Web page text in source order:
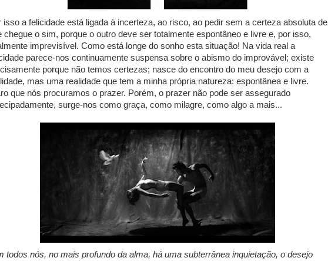
isso a felicidade está ligada à incerteza, ao risco, ao pedir sem a certeza absoluta de
chegue o sim, porque o outro deve ser totalmente espontâneo e livre e, por isso,
imprevisível. Como está longe do sonho esta situação! Na vida real a
parece-nos continuamente suspensa sobre o abismo do improvável; existe
porque não temos certezas; nasce do encontro do meu desejo com a
mas uma realidade que tem a minha própria natureza: espontânea e livre.
que nós procuramos o prazer. Porém, o prazer não pode ser assegurado
surge-nos como graça, como milagre, como algo a mais...
todos nós, no mais profundo da alma, há uma subterrânea inquietação, o desejo